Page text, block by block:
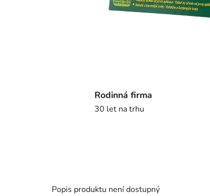
Rodinná firma
30 let na trhu
Popis produktu není dostupný